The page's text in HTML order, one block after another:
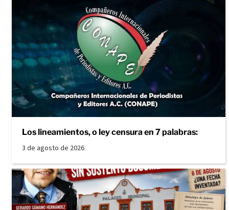
Los lineamientos, o ley censura en 7 palabras:
3 de agosto de 2026